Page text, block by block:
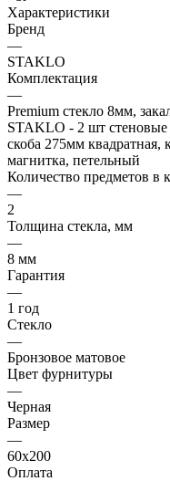
Характеристики
Бренд
—
STAKLO
Комплектация
—
Premium стекло 8мм,
STAKLO - 2 шт стеновые
скоба 275мм квадратная,
магнитка, петельный
Количество предметов в
—
2
Толщина стекла, мм
—
8 мм
Гарантия
—
1 год
Стекло
—
Бронзовое матовое
Цвет фурнитуры
—
Черная
Размер
—
60x200
Оплата